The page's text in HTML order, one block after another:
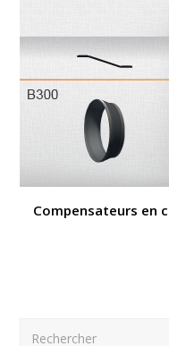
Compensateurs en